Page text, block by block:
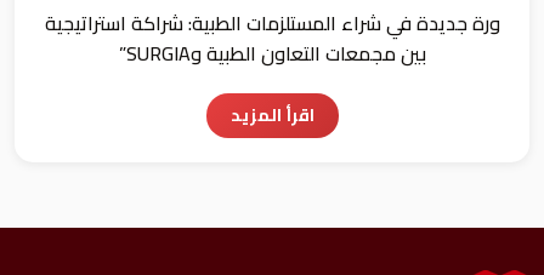
ورة جديدة في شراء المستلزمات الطبية: شراكة استراتيجية
بين مجمعات التعاون الطبية وSURGIA”
اقرأ المزيد